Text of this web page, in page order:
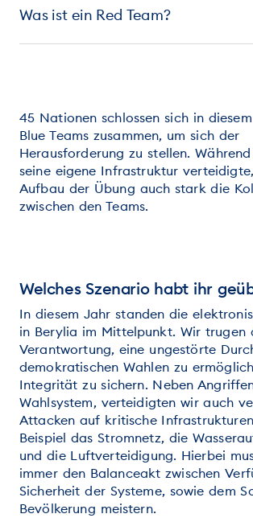
Was ist ein Red Team?
45 Nationen schlossen sich in
Blue Teams zusammen, um sich der
Herausforderung zu stellen. Während
seine eigene Infrastruktur
Aufbau der Übung auch stark die
zwischen den Teams.
Welches Szenario habt ihr
In diesem Jahr standen die
in Berylia im Mittelpunkt. Wir trugen
Verantwortung, eine ungestörte
demokratischen Wahlen zu
Integrität zu sichern. Neben
Wahlsystem, verteidigten wir auch
Attacken auf kritische
Beispiel das Stromnetz, die
und die Luftverteidigung. Hierbei
immer den Balanceakt zwischen
Sicherheit der Systeme, sowie dem
Bevölkerung meistern.